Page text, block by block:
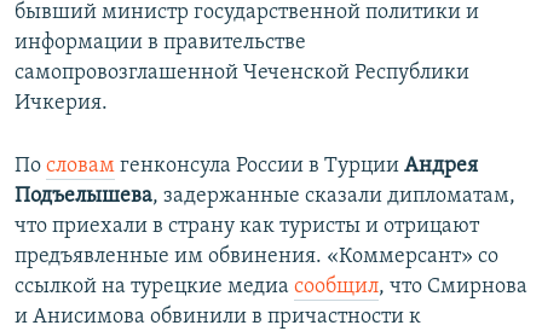
бывший министр государственной политики и
информации в правительстве
самопровозглашенной Чеченской Республики
Ичкерия.
По словам генконсула России в Турции Андрея
Подъелышева, задержанные сказали дипломатам,
что приехали в страну как туристы и отрицают
предъявленные им обвинения. «Коммерсант» со
ссылкой на турецкие медиа сообщил, что Смирнова
и Анисимова обвинили в причастности к